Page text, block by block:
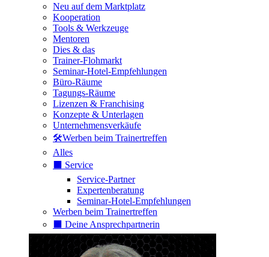
Neu auf dem Marktplatz
Kooperation
Tools & Werkzeuge
Mentoren
Dies & das
Trainer-Flohmarkt
Seminar-Hotel-Empfehlungen
Büro-Räume
Tagungs-Räume
Lizenzen & Franchising
Konzepte & Unterlagen
Unternehmensverkäufe
🛠️Werben beim Trainertreffen
Alles
⬛️ Service
Service-Partner
Expertenberatung
Seminar-Hotel-Empfehlungen
Werben beim Trainertreffen
⬛️ Deine Ansprechpartnerin